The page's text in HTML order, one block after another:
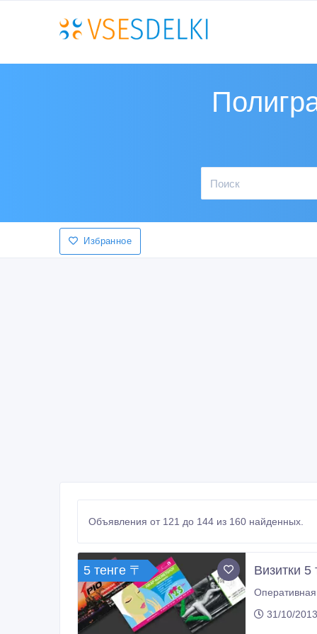
Избранное
Объявления от 121 до 144 из 160 найденных.
5 тенге 〒 Визитки 5
Оперативная
31/10/